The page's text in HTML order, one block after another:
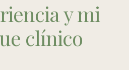
y mi
clínico